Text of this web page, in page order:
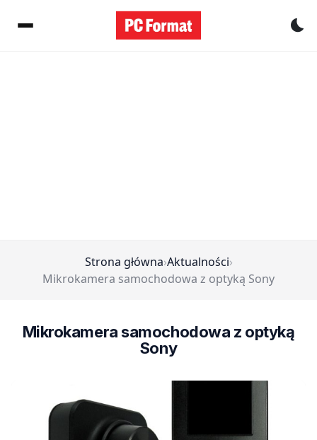
Strona główna›Aktualności›
Mikrokamera samochodowa z optyką Sony
Mikrokamera samochodowa z optyką
Sony